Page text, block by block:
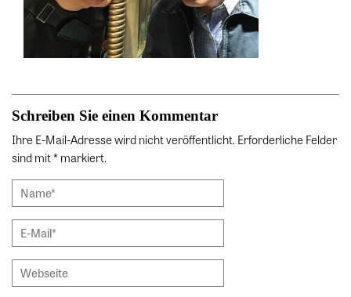
Schreiben Sie einen Kommentar
Ihre E-Mail-Adresse wird nicht veröffentlicht. Erforderliche Felder
sind mit * markiert.